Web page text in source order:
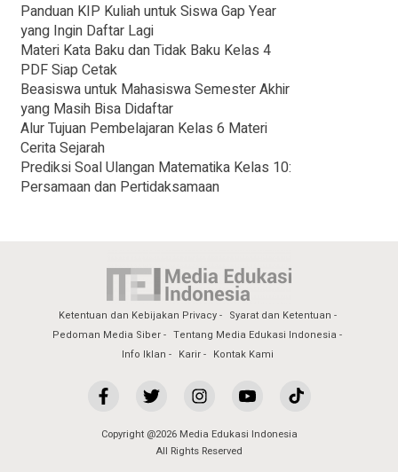
Panduan KIP Kuliah untuk Siswa Gap Year
yang Ingin Daftar Lagi
Materi Kata Baku dan Tidak Baku Kelas 4
PDF Siap Cetak
Beasiswa untuk Mahasiswa Semester Akhir
yang Masih Bisa Didaftar
Alur Tujuan Pembelajaran Kelas 6 Materi
Cerita Sejarah
Prediksi Soal Ulangan Matematika Kelas 10:
Persamaan dan Pertidaksamaan
Ketentuan dan Kebijakan Privacy
Syarat dan Ketentuan
Pedoman Media Siber
Tentang Media Edukasi Indonesia
Info Iklan
Karir Kontak Kami
Copyright @2026 Media Edukasi Indonesia
All Rights Reserved